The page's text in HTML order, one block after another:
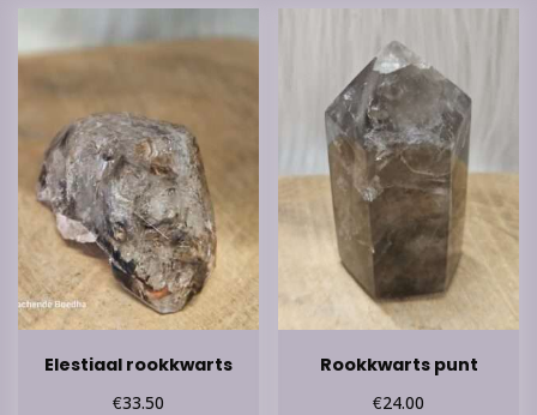
Elestiaal rookkwarts
€33.50
Rookkwarts punt
€24.00